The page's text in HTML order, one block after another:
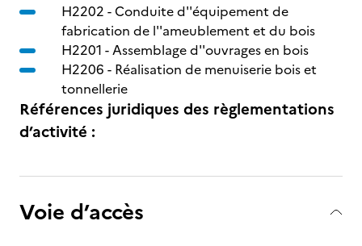
H2202 -Conduite d''équipement de
fabrication de l''ameublement et du bois
H2201 -Assemblage d''ouvrages en bois
H2206 - Réalisation de menuiserie bois et
tonnellerie
Références juridiques des règlementations
d’activité :
Voie d’accès